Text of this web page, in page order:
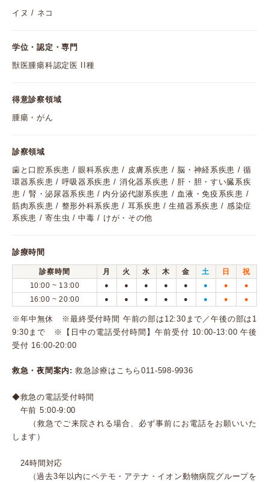
イヌ / ネコ
学位・認定・専門
獣医腫瘍科認定医 II種
得意診察領域
腫瘍・がん
診察領域
歯と口腔系疾患 / 眼科系疾患 / 皮膚系疾患 / 脳・神経系疾患 / 循
環器系疾患 / 呼吸器系疾患 / 消化器系疾患 / 肝・胆・すい臓系疾
患 / 腎・泌尿器系疾患 / 内分泌代謝系疾患 / 血液・免疫系疾患 /
筋肉系疾患 / 整形外科系疾患 / 耳系疾患 / 生殖器系疾患 / 感染症
系疾患 / 寄生虫 / 中毒 / けが・その他
診療時間
診察時間 月 火 水 木 金 土 日
祝
10:00 ~ 13:00
● ● ● ● ● ● ● ●
16:00 ~ 20:00 ● ● ● ● ● ● ● ●
※年中無休 ※最終受付時間 午前の部は12:30まで／午後の部は1
9:30まで ※【日中の電話受付時間】午前受付 10:00-13:00 午後
受付 16:00-20:00
救急・夜間案内:救急診療はこちら011-598-9936
◆救急の電話受付時間
午前 5:00-9:00
（救急でご来院される場合、必ず事前にお電話をお願いいた
します）
24時間対応
（過去3年以内にペテモ・アテナ・イオン動物病院グループを